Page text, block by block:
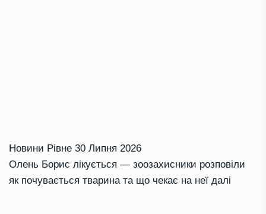
Новини Рівне 30 Липня 2026
Олень Борис лікується — зоозахисники розповіли
як почувається тварина та що чекає на неї далі